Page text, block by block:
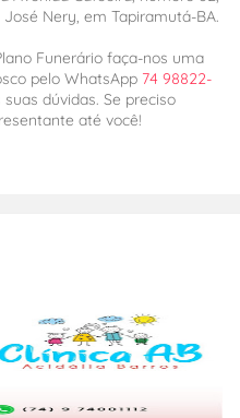
Nery, em Tapiramutá-BA.
Funerário faça-nos uma
pelo WhatsApp 74 98822-
dúvidas. Se preciso
até você!